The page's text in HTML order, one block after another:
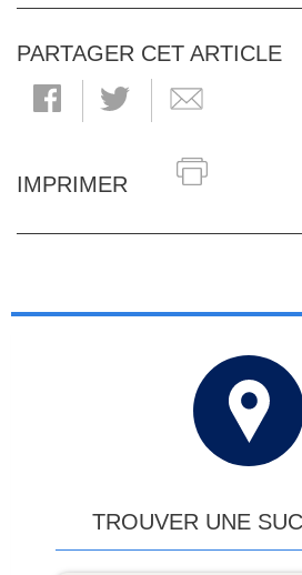
PARTAGER CET ARTICLE
IMPRIMER
TROUVER UNE